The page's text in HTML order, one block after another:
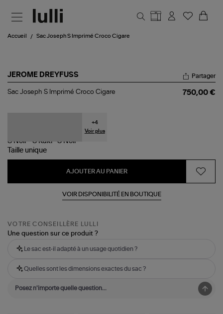
Accueil Sac Joseph S Imprimé Croco Cigare
JEROME DREYFUSS
Sac
Partager
Sac Joseph S Imprimé Croco Cigare 750,00 €
+4
Voir plus
Taille unique
AJOUTER AU PANIER
VOIR DISPONIBILITÉ EN BOUTIQUE
VOTRE CONSEILLÈRE LULLI
Une question sur ce produit ?
Le sac est-il adapté à un usage quotidien ?
Quelles sont les dimensions exactes du sac ?